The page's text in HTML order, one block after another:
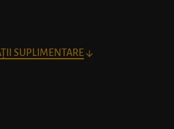
SUPLIMENTARE